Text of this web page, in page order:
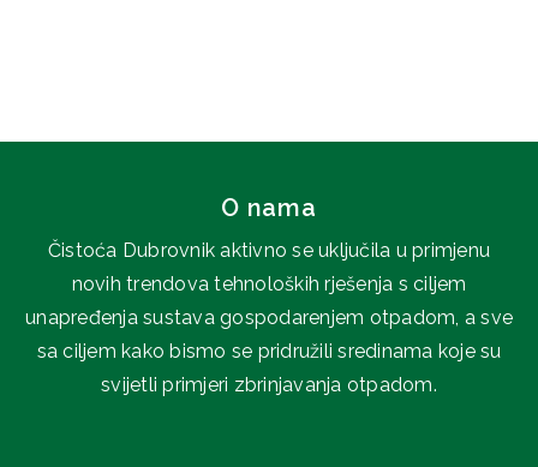
O nama
Čistoća Dubrovnik aktivno se uključila u primjenu
novih trendova tehnoloških rješenja s ciljem
unapređenja sustava gospodarenjem otpadom, a sve
sa ciljem kako bismo se pridružili sredinama koje su
svijetli primjeri zbrinjavanja otpadom.